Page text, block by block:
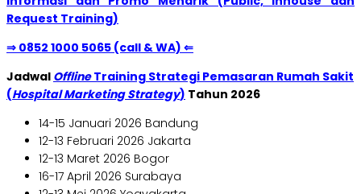
Request Training)
⇒ 0852 1000 5065 (call & WA) ⇐
Jadwal OfflineTraining Strategi Pemasaran Rumah Sakit
(Hospital Marketing Strategy) Tahun 2026
14-15 Januari 2026 Bandung
12-13 Februari 2026 Jakarta
12-13 Maret 2026 Bogor
16-17 April 2026 Surabaya